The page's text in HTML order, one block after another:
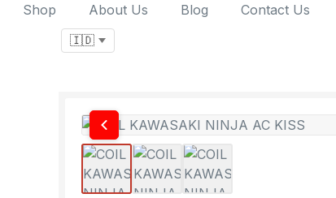
Shop About Us Blog Contact Us